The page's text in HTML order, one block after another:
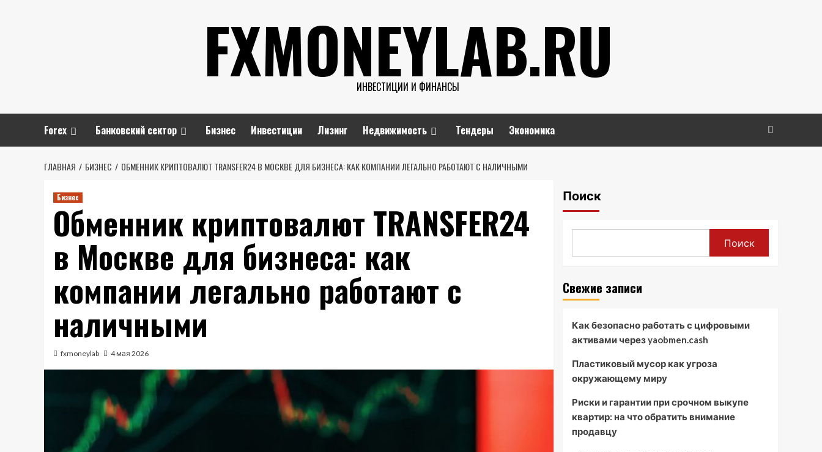
FXMONEYLAB.RU
ИНВЕСТИЦИИ И ФИНАНСЫ
Forex Банковский сектор Бизнес Инвестиции Лизинг Недвижимость Тендеры Экономика
ГЛАВНАЯ БИЗНЕС ОБМЕННИК КРИПТОВАЛЮТ TRANSFER24 В МОСКВЕ ДЛЯ БИЗНЕСА: КАК КОМПАНИИ ЛЕГАЛЬНО РАБОТАЮТ С НАЛИЧНЫМИ
Бизнес
Обменник криптовалют TRANSFER24
в Москве для бизнеса: как
компании легально работают с
наличными
fxmoneylab 4 мая 2026
Поиск
Поиск
Свежие записи
Как безопасно работать с цифровыми
активами через yaobmen.cash
Пластиковый мусор как угроза
окружающему миру
Риски и гарантии при срочном выкупе
квартир: на что обратить внимание
продавцу